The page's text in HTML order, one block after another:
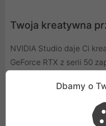
Twoja kreatywna
NVIDIA Studio daje Ci
GeForce RTX z serii 50
graficznego. Ciesz się
aplikacjach
sterownikami NVIDIA
Dbamy o